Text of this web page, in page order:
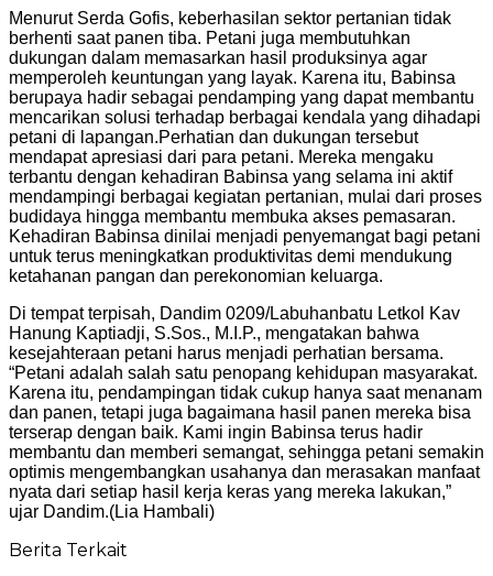
Menurut Serda Gofis, keberhasilan sektor pertanian tidak
berhenti saat panen tiba. Petani juga membutuhkan
dukungan dalam memasarkan hasil produksinya agar
memperoleh keuntungan yang layak. Karena itu, Babinsa
berupaya hadir sebagai pendamping yang dapat membantu
mencarikan solusi terhadap berbagai kendala yang dihadapi
petani di lapangan.Perhatian dan dukungan tersebut
mendapat apresiasi dari para petani. Mereka mengaku
terbantu dengan kehadiran Babinsa yang selama ini aktif
mendampingi berbagai kegiatan pertanian, mulai dari proses
budidaya hingga membantu membuka akses pemasaran.
Kehadiran Babinsa dinilai menjadi penyemangat bagi petani
untuk terus meningkatkan produktivitas demi mendukung
ketahanan pangan dan perekonomian keluarga.
Di tempat terpisah, Dandim 0209/Labuhanbatu Letkol Kav
Hanung Kaptiadji, S.Sos., M.I.P., mengatakan bahwa
kesejahteraan petani harus menjadi perhatian bersama.
“Petani adalah salah satu penopang kehidupan masyarakat.
Karena itu, pendampingan tidak cukup hanya saat menanam
dan panen, tetapi juga bagaimana hasil panen mereka bisa
terserap dengan baik. Kami ingin Babinsa terus hadir
membantu dan memberi semangat, sehingga petani semakin
optimis mengembangkan usahanya dan merasakan manfaat
nyata dari setiap hasil kerja keras yang mereka lakukan,”
ujar Dandim.(Lia Hambali)
Berita Terkait